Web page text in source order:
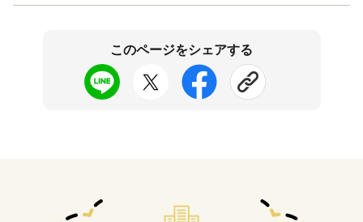
このページをシェアする